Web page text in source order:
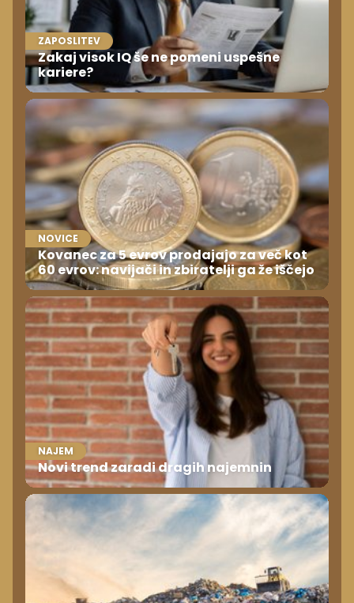
ZAPOSLITEV
Zakaj visok IQ še ne pomeni uspešne
kariere?
NOVICE
Kovanec za 5 evrov prodajajo za več kot
60 evrov: navijači in zbiratelji ga že iščejo
NAJEM
Novi trend zaradi dragih najemnin